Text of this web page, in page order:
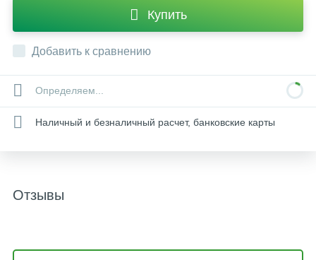
Купить
Добавить к сравнению
Определяем...
Наличный и безналичный расчет, банковские карты
Отзывы